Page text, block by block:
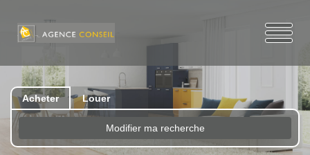
Acheter Louer
Modifier ma recherche